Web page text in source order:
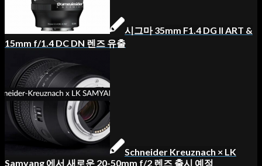
시그마 35mm F1.4 DG II ART &
15mm f/1.4 DC DN 렌즈 유출
Schneider Kreuznach × LK
Samyang 에서 새로운 20-50mm f/2 렌즈 출시 예정